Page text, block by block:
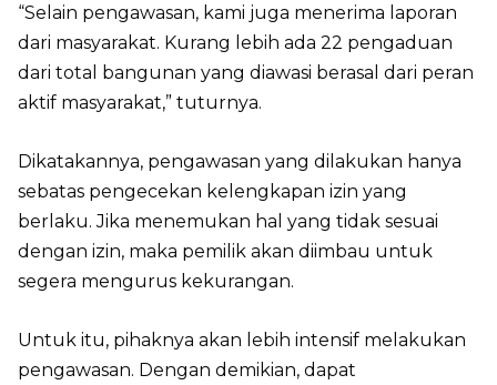
“Selain pengawasan, kami juga menerima laporan
dari masyarakat. Kurang lebih ada 22 pengaduan
dari total bangunan yang diawasi berasal dari peran
aktif masyarakat,” tuturnya.
Dikatakannya, pengawasan yang dilakukan hanya
sebatas pengecekan kelengkapan izin yang
berlaku. Jika menemukan hal yang tidak sesuai
dengan izin, maka pemilik akan diimbau untuk
segera mengurus kekurangan.
Untuk itu, pihaknya akan lebih intensif melakukan
pengawasan. Dengan demikian, dapat